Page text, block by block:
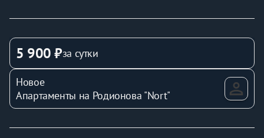
белье, полноценная кухня, плита, духовой шкаф,
Санузел оборудован: душ, стиральная машина, фен,
тапочки, ванные принадлежности, а также утюг/
гладильная доска. К Вашим услугам: чайный сет,
сладкий комплимент, питьевая вода, средство для
мытья посуды. Данные апартаменты идеально
подходят для вашего путешествия с друзьями или
семьей! Номер расположен на 5 этаже. Добро
5 900 ₽за сутки
Новое
Апартаменты на Родионова "Nort"